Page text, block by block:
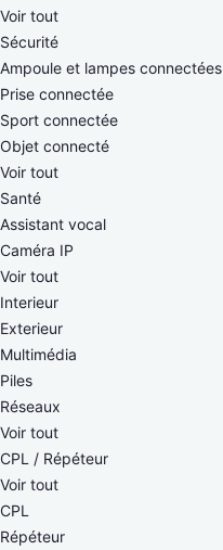
Voir tout
Sécurité
Ampoule et lampes connectées
Prise connectée
Sport connectée
Objet connecté
Voir tout
Santé
Assistant vocal
Caméra IP
Voir tout
Interieur
Exterieur
Multimédia
Piles
Réseaux
Voir tout
CPL / Répéteur
Voir tout
CPL
Répéteur